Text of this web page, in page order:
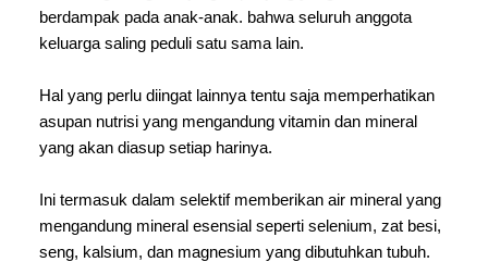
berdampak pada anak-anak. bahwa seluruh anggota
keluarga saling peduli satu sama lain.
Hal yang perlu diingat lainnya tentu saja memperhatikan
asupan nutrisi yang mengandung vitamin dan mineral
yang akan diasup setiap harinya.
Ini termasuk dalam selektif memberikan air mineral yang
mengandung mineral esensial seperti selenium, zat besi,
seng, kalsium, dan magnesium yang dibutuhkan tubuh.